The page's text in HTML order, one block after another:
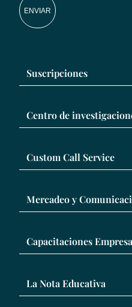
ENVIAR
Suscripciones
Centro de
Custom Call Service
Mercadeo y
Capacitaciones
La Nota Educativa